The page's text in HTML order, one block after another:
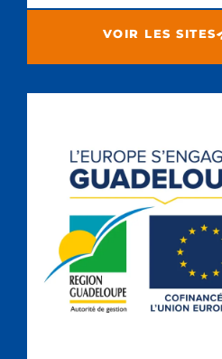
VOIR LES SITES